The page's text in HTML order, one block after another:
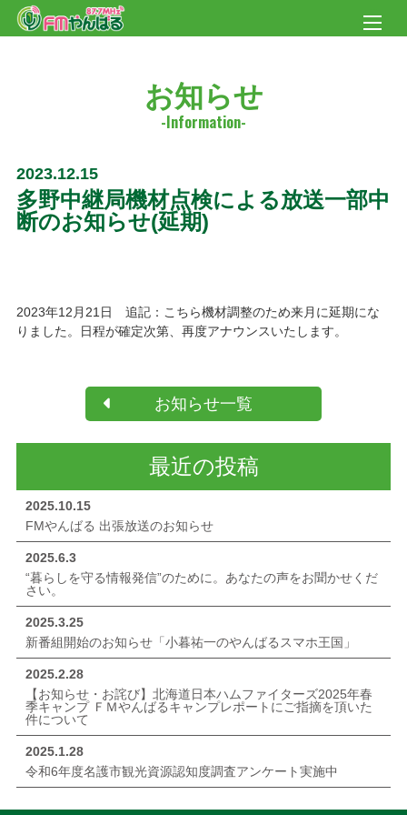
お知らせ
2023.12.15
多野中継局機材点検による放送一部中
断のお知らせ(延期)
2023年12月21日 追記：こちら機材調整のため来月に延期にな
りました。日程が確定次第、再度アナウンスいたします。
お知らせ一覧
最近の投稿
2025.10.15
FMやんばる 出張放送のお知らせ
2025.6.3
“暮らしを守る情報発信”のために。あなたの声をお聞かせくだ
さい。
2025.3.25
新番組開始のお知らせ「小暮祐一のやんばるスマホ王国」
2025.2.28
【お知らせ・お詫び】北海道日本ハムファイターズ2025年春
季キャンプ ＦＭやんばるキャンプレポートにご指摘を頂いた
件について
2025.1.28
令和6年度名護市観光資源認知度調査アンケート実施中